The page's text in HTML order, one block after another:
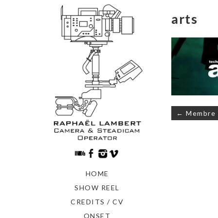
HOME
SHOW REEL
CREDITS / CV
ONSET
arts
de
← Membre